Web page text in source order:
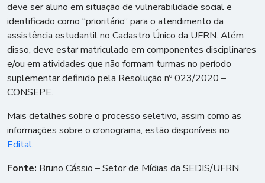
deve ser aluno em situação de vulnerabilidade social e
identificado como “prioritário” para o atendimento da
assistência estudantil no Cadastro Único da UFRN. Além
disso, deve estar matriculado em componentes disciplinares
e/ou em atividades que não formam turmas no período
suplementar definido pela Resolução nº 023/2020 –
CONSEPE.
Mais detalhes sobre o processo seletivo, assim como as
informações sobre o cronograma, estão disponíveis no
Edital.
Fonte: Bruno Cássio – Setor de Mídias da SEDIS/UFRN.